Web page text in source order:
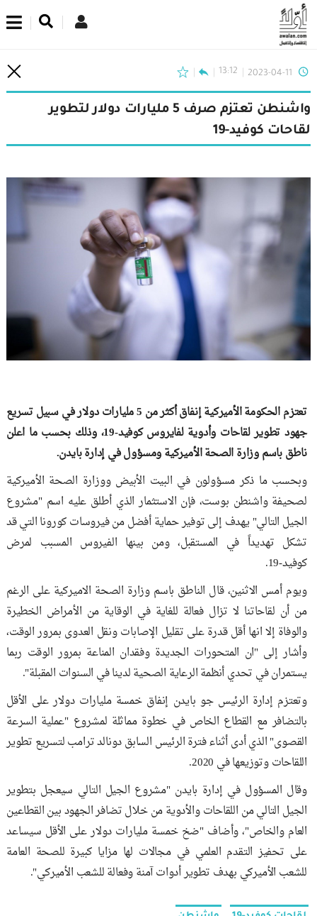
2023-04-11
13:12
واشنطن تعتزم صرف 5 مليارات دولار لتطوير
لقاحات كوفيد-19
تعتزم الحكومة الأميركية إنفاق أكثر من 5 مليارات دولار في سبيل تسريع
جهود تطوير لقاحات وأدوية لفايروس كوفيد-19، وذلك بحسب ما اعلن
ناطق باسم وزارة الصحة الأميركية ومسؤول في إدارة بايدن.
وبحسب ما ذكر مسؤولون في البيت الأبيض ووزارة الصحة الأميركية
لصحيفة واشنطن بوست، فإن الاستثمار الذي أطلق عليه اسم "مشروع
الجيل التالي" يهدف إلى توفير حماية أفضل من فيروسات كورونا التي قد
تشكل تهديداً في المستقبل، ومن بينها الفيروس المسبب لمرض
كوفيد-19.
ويوم أمس الاثنين، قال الناطق باسم وزارة الصحة الاميركية على الرغم
من أن لقاحاتنا لا تزال فعالة للغاية في الوقاية من الأمراض الخطيرة
والوفاة إلا انها أقل قدرة على تقليل الإصابات ونقل العدوى بمرور الوقت،
وأشار إلى "ان المتحورات الجديدة وفقدان المناعة بمرور الوقت ربما
يستمران في تحدي أنظمة الرعاية الصحية لدينا في السنوات المقبلة".
وتعتزم إدارة الرئيس جو بايدن إنفاق خمسة مليارات دولار على الأقل
بالتضافر مع القطاع الخاص في خطوة مماثلة لمشروع "عملية السرعة
القصوى" الذي أدى أثناء فترة الرئيس السابق دونالد ترامب لتسريع تطوير
اللقاحات وتوزيعها في 2020.
وقال المسؤول في إدارة بايدن "مشروع الجيل التالي سيعجل بتطوير
الجيل التالي من اللقاحات والأدوية من خلال تضافر الجهود بين القطاعين
العام والخاص"، وأضاف "ضخ خمسة مليارات دولار على الأقل سيساعد
على تحفيز التقدم العلمي في مجالات لها مزايا كبيرة للصحة العامة
للشعب الأميركي بهدف تطوير أدوات آمنة وفعالة للشعب الأميركي".
اشترك في نشرتنا الإخبارية